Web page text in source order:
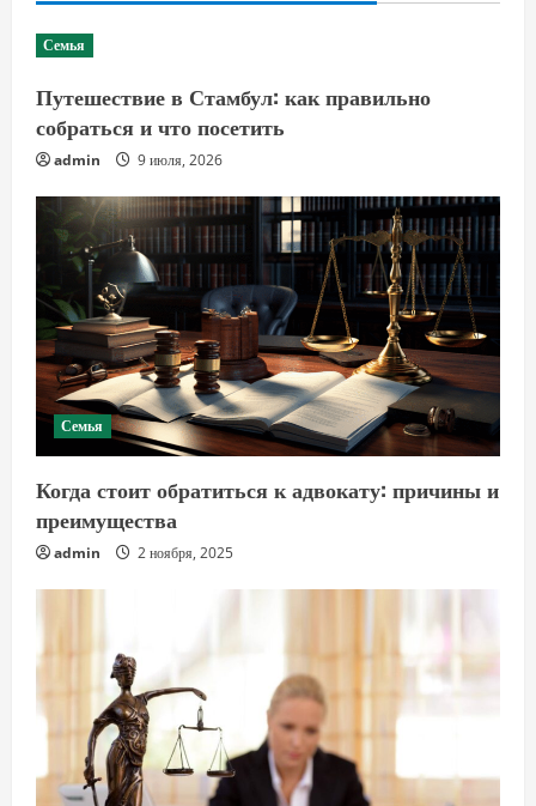
Семья
Путешествие в Стамбул: как правильно
собраться и что посетить
admin 9 июля, 2026
Семья
Когда стоит обратиться к адвокату: причины и
преимущества
admin 2 ноября, 2025